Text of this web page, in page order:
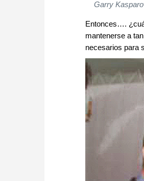
Garry
Entonces….
mantenerse a
necesarios para